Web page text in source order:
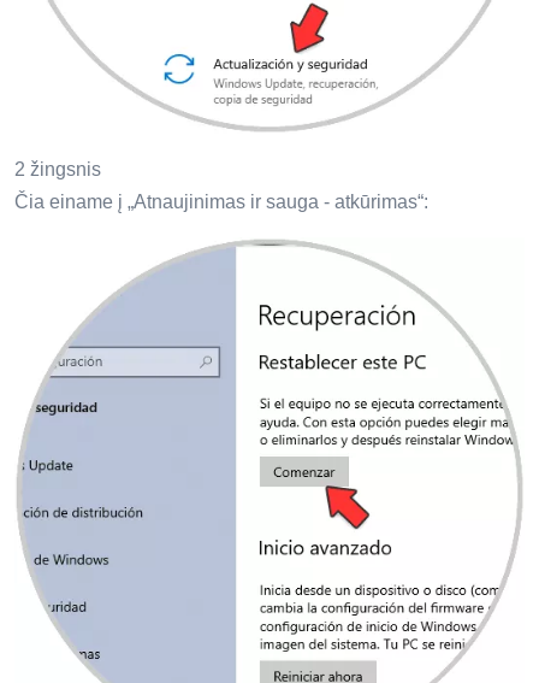
2 žingsnis
Čia einame į „Atnaujinimas ir sauga - atkūrimas“: